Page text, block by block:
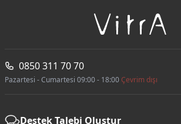
0850 311 70 70
Pazartesi - Cumartesi 09:00 - 18:00Çevrim dışı
Destek Talebi Oluştur